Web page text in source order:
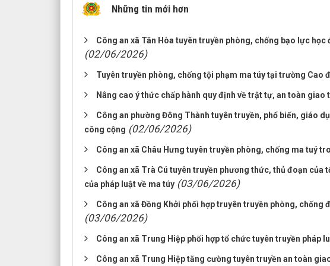
Những tin mới hơn
Công an xã Tân Hòa tuyên truyền phòng, chống bạo lực
(02/06/2026)
Tuyên truyền phòng, chống tội phạm ma túy tại trường Cao
Nâng cao ý thức chấp hành quy định về trật tự, an toàn
Công an phường Đông Thành tuyên truyền, phổ biến, giáo
công cộng (02/06/2026)
Công an xã Châu Hưng tuyên truyền phòng, chống ma tuý
Công an xã Trà Cú tuyên truyền phương thức, thủ đoạn
của pháp luật về ma túy (03/06/2026)
Công an xã Đồng Khởi phối hợp truyên truyền phòng,
(03/06/2026)
Công an xã Trung Hiệp phối hợp tổ chức tuyên truyền pháp
Công an xã Trung Hiệp tăng cường tuyên truyền an toàn